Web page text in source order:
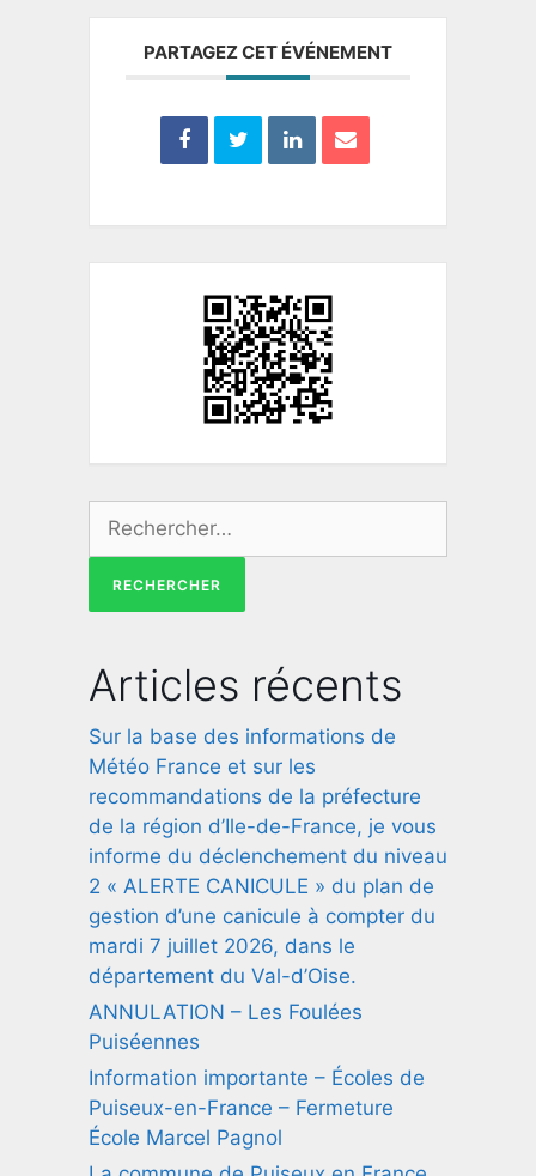
PARTAGEZ CET ÉVÉNEMENT
Articles récents
Sur la base des informations de
Météo France et sur les
recommandations de la préfecture
de la région d’Ile-de-France, je vous
informe du déclenchement du niveau
2 « ALERTE CANICULE » du plan de
gestion d’une canicule à compter du
mardi 7 juillet 2026, dans le
département du Val-d’Oise.
ANNULATION – Les Foulées
Puiséennes
Information importante – Écoles de
Puiseux-en-France – Fermeture
École Marcel Pagnol